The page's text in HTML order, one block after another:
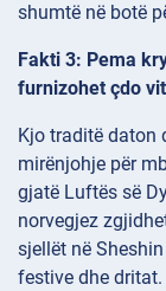
shumtë në botë
Fakti 3: Pema
furnizohet çdo
Kjo traditë daton
mirënjohje për
gjatë Luftës së
norvegjez
sjellët në
festive dhe